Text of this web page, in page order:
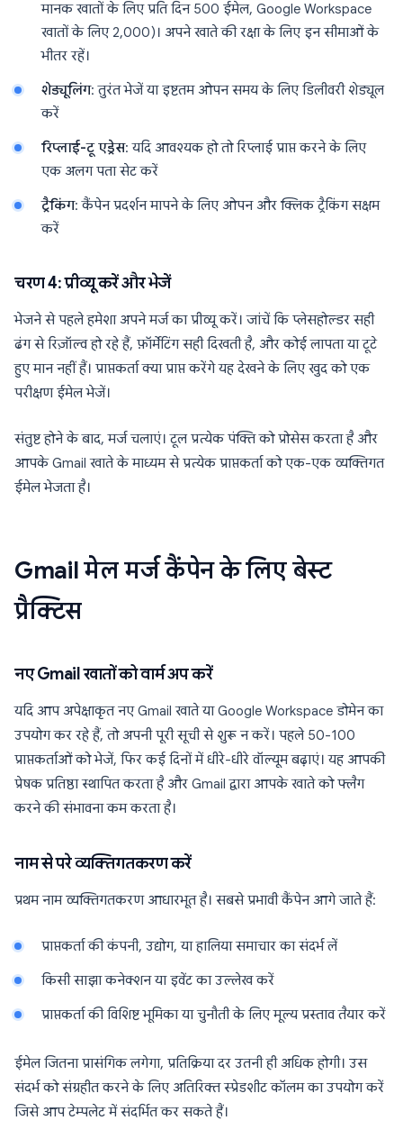
मानक खातों के लिए प्रति दिन 500 ईमेल, Google Workspace
खातों के लिए 2,000)। अपने खाते की रक्षा के लिए इन सीमाओं के
भीतर रहें।
शेड्यूलिंग: तुरंत भेजें या इष्टतम ओपन समय के लिए डिलीवरी शेड्यूल
करें
रिप्लाई-टू एड्रेस: यदि आवश्यक हो तो रिप्लाई प्राप्त करने के लिए
एक अलग पता सेट करें
ट्रैकिंग: कैंपेन प्रदर्शन मापने के लिए ओपन और क्लिक ट्रैकिंग सक्षम
करें
चरण 4: प्रीव्यू करें और भेजें
भेजने से पहले हमेशा अपने मर्ज का प्रीव्यू करें। जांचें कि प्लेसहोल्डर सही
ढंग से रिज़ॉल्व हो रहे हैं, फ़ॉर्मेटिंग सही दिखती है, और कोई लापता या टूटे
हुए मान नहीं हैं। प्राप्तकर्ता क्या प्राप्त करेंगे यह देखने के लिए खुद को एक
परीक्षण ईमेल भेजें।
संतुष्ट होने के बाद, मर्ज चलाएं। टूल प्रत्येक पंक्ति को प्रोसेस करता है और
आपके Gmail खाते के माध्यम से प्रत्येक प्राप्तकर्ता को एक-एक व्यक्तिगत
ईमेल भेजता है।
Gmail मेल मर्ज कैंपेन के लिए बेस्ट
प्रैक्टिस
नए Gmail खातों को वार्म अप करें
यदि आप अपेक्षाकृत नए Gmail खाते या Google Workspace डोमेन का
उपयोग कर रहे हैं, तो अपनी पूरी सूची से शुरू न करें। पहले 50-100
प्राप्तकर्ताओं को भेजें, फिर कई दिनों में धीरे-धीरे वॉल्यूम बढ़ाएं। यह आपकी
प्रेषक प्रतिष्ठा स्थापित करता है और Gmail द्वारा आपके खाते को फ्लैग
करने की संभावना कम करता है।
नाम से परे व्यक्तिगतकरण करें
प्रथम नाम व्यक्तिगतकरण आधारभूत है। सबसे प्रभावी कैंपेन आगे जाते हैं:
प्राप्तकर्ता की कंपनी, उद्योग, या हालिया समाचार का संदर्भ लें
किसी साझा कनेक्शन या इवेंट का उल्लेख करें
प्राप्तकर्ता की विशिष्ट भूमिका या चुनौती के लिए मूल्य प्रस्ताव तैयार करें
ईमेल जितना प्रासंगिक लगेगा, प्रतिक्रिया दर उतनी ही अधिक होगी। उस
संदर्भ को संग्रहीत करने के लिए अतिरिक्त स्प्रेडशीट कॉलम का उपयोग करें
जिसे आप टेम्पलेट में संदर्भित कर सकते हैं।